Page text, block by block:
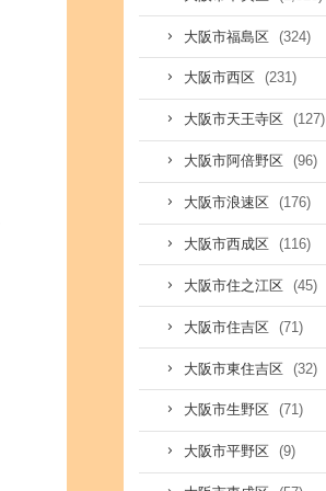
大阪市福島区 (324)
大阪市西区 (231)
大阪市天王寺区 (127)
大阪市阿倍野区 (96)
大阪市浪速区 (176)
大阪市西成区 (116)
大阪市住之江区 (45)
大阪市住吉区 (71)
大阪市東住吉区 (32)
大阪市生野区 (71)
大阪市平野区 (9)